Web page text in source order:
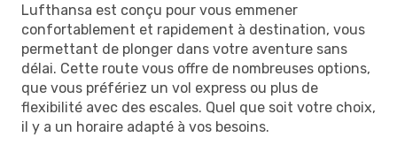
Lufthansa est conçu pour vous emmener
confortablement et rapidement à destination, vous
permettant de plonger dans votre aventure sans
délai. Cette route vous offre de nombreuses options,
que vous préfériez un vol express ou plus de
flexibilité avec des escales. Quel que soit votre choix,
il y a un horaire adapté à vos besoins.